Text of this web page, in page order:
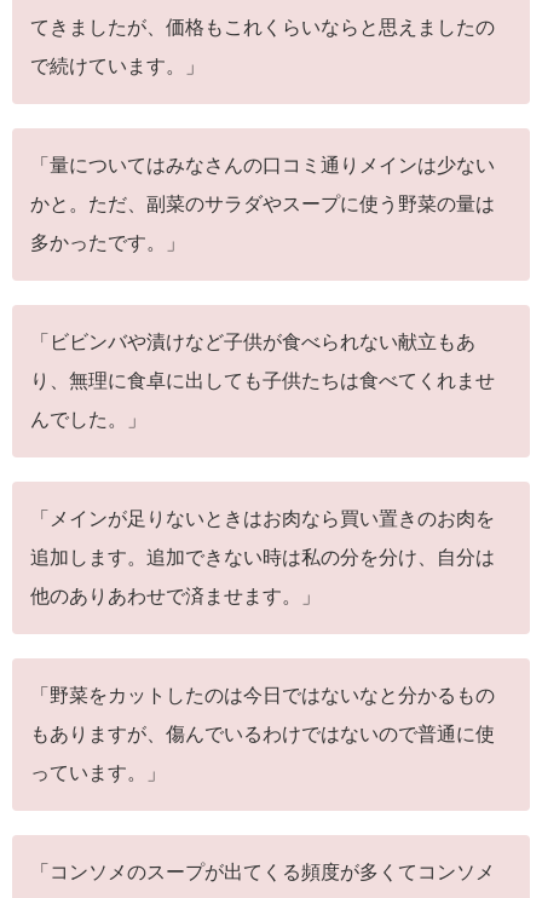
てきましたが、価格もこれくらいならと思えましたの
で続けています。」
「量についてはみなさんの口コミ通りメインは少ない
かと。ただ、副菜のサラダやスープに使う野菜の量は
多かったです。」
「ビビンバや漬けなど子供が食べられない献立もあ
り、無理に食卓に出しても子供たちは食べてくれませ
んでした。」
「メインが足りないときはお肉なら買い置きのお肉を
追加します。追加できない時は私の分を分け、自分は
他のありあわせで済ませます。」
「野菜をカットしたのは今日ではないなと分かるもの
もありますが、傷んでいるわけではないので普通に使
っています。」
「コンソメのスープが出てくる頻度が多くてコンソメ